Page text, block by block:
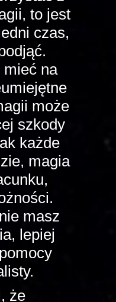
to jest
czas,
na
może
szkody
każde
magia
masz
lepiej
że